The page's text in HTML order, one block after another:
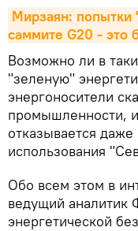
Мирзаян: попытки
саммите G20 - это
Возможно ли в
"зеленую"
энергоносители
промышленности,
отказывается даже
использования
Обо всем этом в
ведущий аналитик
энергетической